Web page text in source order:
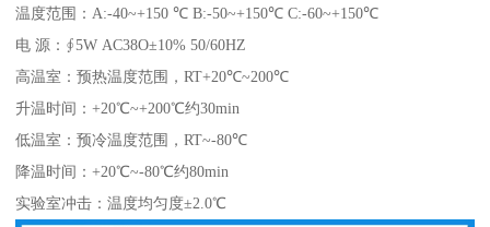
温度范围：A:-40~+150 ℃ B:-50~+150℃ C:-60~+150℃
电 源：∮5W AC38O±10% 50/60HZ
高温室：预热温度范围，RT+20℃~200℃
升温时间：+20℃~+200℃约30min
低温室：预冷温度范围，RT~-80℃
降温时间：+20℃~-80℃约80min
实验室冲击：温度均匀度±2.0℃